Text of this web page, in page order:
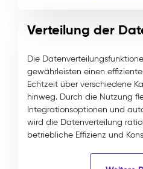
Verteilung der
Die
gewährleisten einen
Echtzeit über verschiedene
hinweg. Durch die Nutzung
Integrationsoptionen und
wird die Datenverteilung
betriebliche Effizienz und